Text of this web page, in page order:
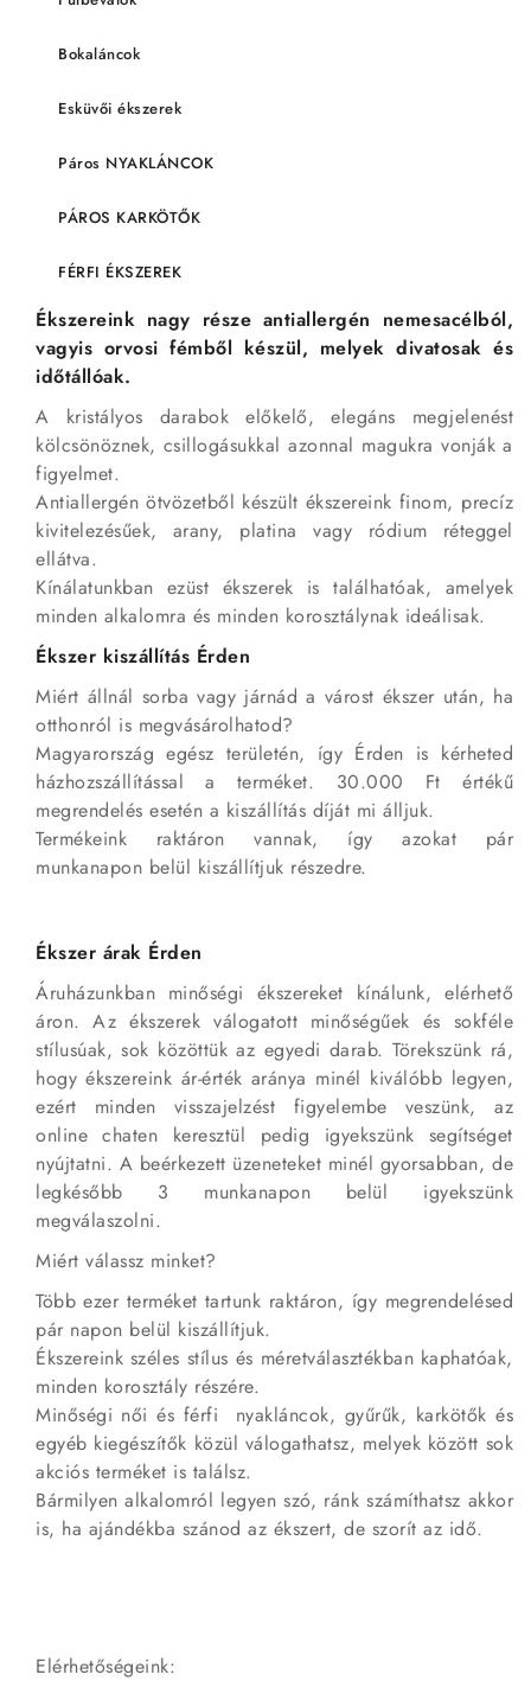
Bokaláncok
Esküvői ékszerek
Páros NYAKLÁNCOK
PÁROS KARKÖTŐK
FÉRFI ÉKSZEREK
Ékszereink nagy része antiallergén nemesacélból,
vagyis orvosi fémből készül, melyek divatosak és
időtállóak.
A kristályos darabok előkelő, elegáns megjelenést
kölcsönöznek, csillogásukkal azonnal magukra vonják a
figyelmet.
Antiallergén ötvözetből készült ékszereink finom, precíz
kivitelezésűek, arany, platina vagy ródium réteggel
ellátva.
Kínálatunkban ezüst ékszerek is találhatóak, amelyek
minden alkalomra és minden korosztálynak ideálisak.
Ékszer kiszállítás Érden
Miért állnál sorba vagy járnád a várost ékszer után, ha
otthonról is megvásárolhatod?
Magyarország egész területén, így Érden is kérheted
házhozszállítással a terméket. 30.000 Ft értékű
megrendelés esetén a kiszállítás díját mi álljuk.
Termékeink raktáron vannak, így azokat pár
munkanapon belül kiszállítjuk részedre.
Ékszer árak Érden
Áruházunkban minőségi ékszereket kínálunk, elérhető
áron. Az ékszerek válogatott minőségűek és sokféle
stílusúak, sok közöttük az egyedi darab. Törekszünk rá,
hogy ékszereink ár-érték aránya minél kiválóbb legyen,
ezért minden visszajelzést figyelembe veszünk, az
online chaten keresztül pedig igyekszünk segítséget
nyújtatni. A beérkezett üzeneteket minél gyorsabban, de
legkésőbb 3 munkanapon belül igyekszünk
megválaszolni.
Miért válassz minket?
Több ezer terméket tartunk raktáron, így megrendelésed
pár napon belül kiszállítjuk.
Ékszereink széles stílus és méretválasztékban kaphatóak,
minden korosztály részére.
Minőségi női és férfi nyakláncok, gyűrűk, karkötők és
egyéb kiegészítők közül válogathatsz, melyek között sok
akciós terméket is találsz.
Bármilyen alkalomról legyen szó, ránk számíthatsz akkor
is, ha ajándékba szánod az ékszert, de szorít az idő.
Elérhetőségeink: